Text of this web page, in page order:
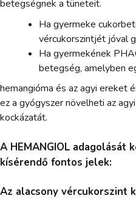
betegségnek a tüneteit.
Ha gyermeke
vércukorszintjét jóval
Ha gyermekének
betegség, amelyben
hemangióma és az agyi ereket
ez a gyógyszer növelheti az
kockázatát.
A HEMANGIOL adagolását
kísérendő fontos jelek:
Az alacsony vércukorszint